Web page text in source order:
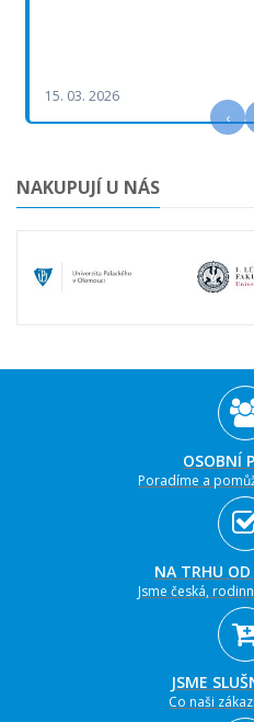
15. 03. 2026
‹
NAKUPUJÍ U NÁS
OSOBNÍ
Poradíme a
NA TRHU
Jsme česká,
JSME
Co naši